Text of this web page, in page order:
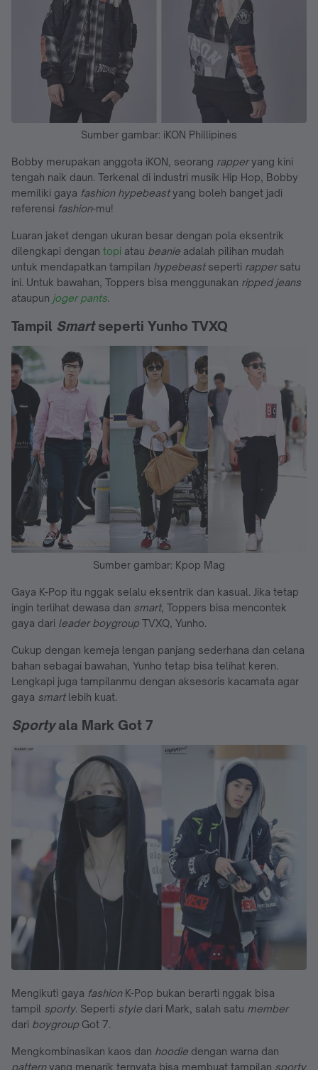
Sumber gambar: iKON Phillipines
Bobby merupakan anggota iKON, seorang rapperyang kini
tengah naik daun. Terkenal di industri musik Hip Hop, Bobby
memiliki gaya fashion hypebeastyang boleh banget jadi
referensi fashion-mu!
Luaran jaket dengan ukuran besar dengan pola eksentrik
dilengkapi dengan topi atau beanie adalah pilihan mudah
untuk mendapatkan tampilan hypebeastseperti rappersatu
ini. Untuk bawahan, Toppers bisa menggunakan ripped jeans
ataupun joger pants.
Tampil Smartseperti Yunho TVXQ
Sumber gambar: Kpop Mag
Gaya K-Pop itu nggak selalu eksentrik dan kasual. Jika tetap
ingin terlihat dewasa dan smart, Toppers bisa mencontek
gaya dari leader boygroup TVXQ, Yunho.
Cukup dengan kemeja lengan panjang sederhana dan celana
bahan sebagai bawahan, Yunho tetap bisa telihat keren.
Lengkapi juga tampilanmu dengan aksesoris kacamata agar
gaya smartlebih kuat.
Sportyala Mark Got 7
Mengikuti gaya fashionK-Pop bukan berarti nggak bisa
tampil sporty. Seperti style dari Mark, salah satu member
dari boygroup Got 7.
Mengkombinasikan kaos dan hoodie dengan warna dan
patternyang menarik ternyata bisa membuat tampilan sporty